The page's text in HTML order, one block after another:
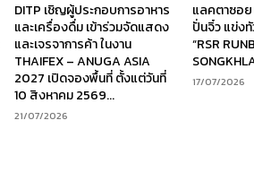
DITP เชิญผู้ประกอบการอาหาร
และเครื่องดื่ม เข้าร่วมจัดแสดง
และเจรจาการค้า ในงาน
THAIFEX – ANUGA ASIA
2027 เปิดจองพื้นที่ ตั้งแต่วันที่
10 สิงหาคม 2569...
21/07/2026
แลคตาซอ
ปั่นจิ๋ว แข่ง
“RSR
17/07/2026